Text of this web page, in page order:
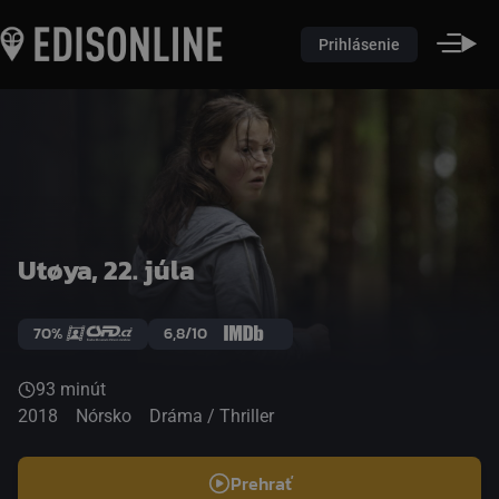
Prihlásenie
Utøya, 22. júla
70% 6,8/10
93 minút
2018
Nórsko Dráma / Thriller
Prehrať